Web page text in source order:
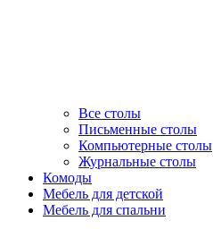
Все столы
Письменные столы
Компьютерные столы
Журнальные столы
Комоды
Мебель для детской
Мебель для спальни